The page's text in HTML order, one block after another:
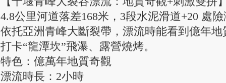
4.8公里河道落差168米，3段水泥滑道+20 處
依托亞洲青峰大斷裂帶，漂流時能看到億年
打卡“龍潭坎”飛瀑、露營燒烤。
特色：億萬年地質奇觀
漂流時長：2小時